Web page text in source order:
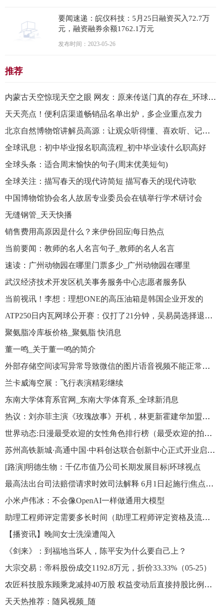
要闻速递：皖仪科技：5月25日融资买入72.7万
元，融资融券余额1762.1万元
发布时间：2023-05-26
推荐
内蒙古天空惊现天空之眼 网友：原来传送门真的存在_环球热闻
天天亮点！便利店渠道畅销品名单出炉，多企业重点发力
北京自然博物馆讲解员高源：让观众听得懂、喜欢听、记得住 环球热推荐
全球讯息：初中毕业报名职高流程_初中毕业读什么职高好
全球头条：适合周末愉快的句子(周末优美短句)
全球关注：描写春天的现代诗简短 描写春天的现代诗歌
中国博物馆协会名人故居专业委员会在镇举行学术研讨会
无缝钢管_天天快播
销售费用高原因是什么？来伊份回应|每日热点
当前要闻：教师的名人名言句子_教师的名人名言
速读：广州动物园在哪里门票多少_广州动物园在哪里
武汉经济技术开发区机关事务服务中心志愿者服务队
当前视讯！李想：理想ONE的高压油箱是韩国企业开发的
ATP250日内瓦网球公开赛：仅打了21分钟，吴易昺选择退赛 焦点播报
聚氨脂冷库板价格_聚氨脂 快消息
董一鸣_关于董一鸣的简介
外部存储空间读写异常导致微信的图片语音视频不能正常使用请手动重启手机以解决问题_每日热文
兰卡威海空展：飞行表演精彩继续
东南大学体育系官网_东南大学体育系_全球新消息
热议：刘亦菲主演《玫瑰故事》开机，林更新霍建华加盟剧组
世界动态:日漫最受欢迎的女性角色排行榜（最受欢迎的拍照软件排行榜）
苏州高铁新城·高通中国·中科创达联合创新中心正式开业启用|天天聚看点
[路演]明德生物：千亿市值乃公司长期发展目标|环球视点
最高法出台司法赔偿请求时效司法解释 6月1日起施行|焦点热议
小米卢伟冰：不会像OpenAI一样做通用大模型
助理工程师评定需要多长时间（助理工程师评定资格及流程）
【播资讯】晚间女士洗澡遭闯入
《剑来》：到福地当坏人，陈平安为什么要自己上？
大宗交易：帝科股份成交1192.8万元，折价33.33%（05-25）
农匠科技股东顾乘龙减持40万股 权益变动后直接持股比例为30%|世界报资讯
天天热推荐：随风视频_随